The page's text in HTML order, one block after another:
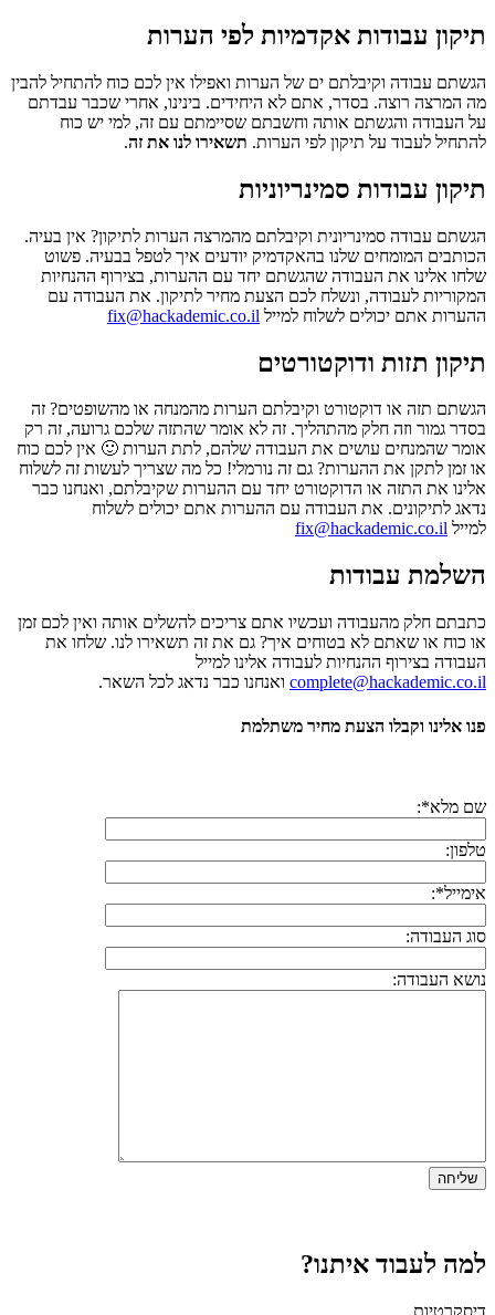
תיקון עבודות אקדמיות לפי הערות
הגשתם עבודה וקיבלתם ים של הערות ואפילו אין לכם כוח להתחיל להבין
מה המרצה רוצה. בסדר, אתם לא היחידים. בינינו, אחרי שכבר עבדתם
על העבודה והגשתם אותה וחשבתם שסיימתם עם זה, למי יש כוח
להתחיל לעבוד על תיקון לפי הערות. תשאירו לנו את זה.
תיקון עבודות סמינריוניות
הגשתם עבודה סמינריונית וקיבלתם מהמרצה הערות לתיקון? אין בעיה.
הכותבים המומחים שלנו בהאקדמיק יודעים איך לטפל בבעיה. פשוט
שלחו אלינו את העבודה שהגשתם יחד עם ההערות, בצירוף ההנחיות
המקוריות לעבודה, ונשלח לכם הצעת מחיר לתיקון. את העבודה עם
ההערות אתם יכולים לשלוח למייל fix@hackademic.co.il
תיקון תזות ודוקטורטים
הגשתם תזה או דוקטורט וקיבלתם הערות מהמנחה או מהשופטים? זה
בסדר גמור וזה חלק מהתהליך. זה לא אומר שהתזה שלכם גרועה, זה רק
אומר שהמנחים עושים את העבודה שלהם, לתת הערות 🙂 אין לכם כוח
או זמן לתקן את ההערות? גם זה נורמלי! כל מה שצריך לעשות זה לשלוח
אלינו את התזה או הדוקטורט יחד עם ההערות שקיבלתם, ואנחנו כבר
נדאג לתיקונים. את העבודה עם ההערות אתם יכולים לשלוח
למייל fix@hackademic.co.il
השלמת עבודות
כתבתם חלק מהעבודה ועכשיו אתם צריכים להשלים אותה ואין לכם זמן
או כוח או שאתם לא בטוחים איך? גם את זה תשאירו לנו. שלחו את
העבודה בצירוף ההנחיות לעבודה אלינו למייל
complete@hackademic.co.il ואנחנו כבר נדאג לכל השאר.
פנו אלינו וקבלו הצעת מחיר משתלמת
שם מלא*:
טלפון:
אימייל*:
סוג העבודה:
נושא העבודה:
למה לעבוד איתנו?
דיסקרטיות